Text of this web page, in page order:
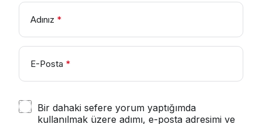
Adınız *
E-Posta *
Bir dahaki sefere yorum yaptığımda
kullanılmak üzere adımı, e-posta adresimi ve